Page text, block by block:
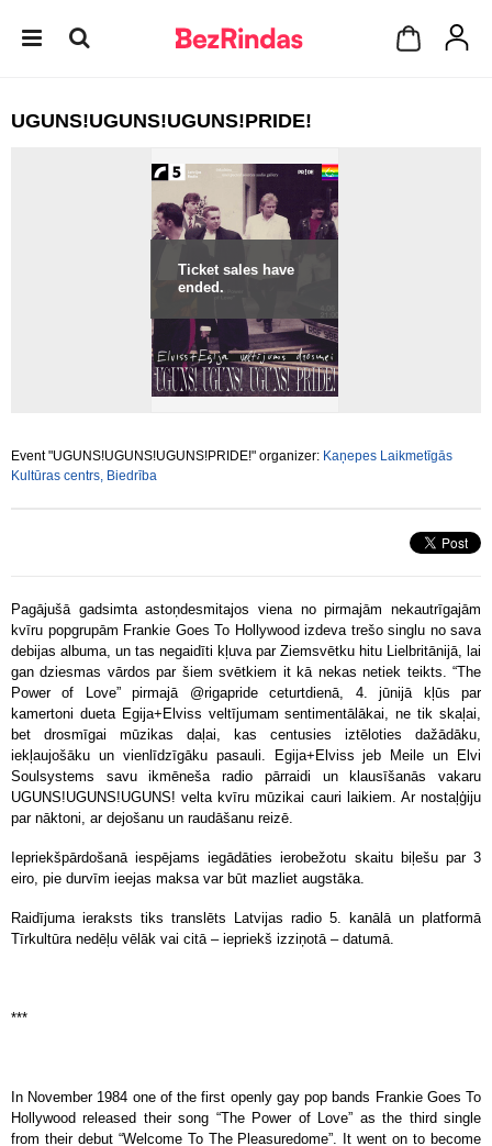
UGUNS!UGUNS!UGUNS!PRIDE!
Ticket sales have
ended.
Event "UGUNS!UGUNS!UGUNS!PRIDE!" organizer: Kaņepes Laikmetīgās
Kultūras centrs, Biedrība
Pagājušā gadsimta astoņdesmitajos viena no pirmajām nekautrīgajām
kvīru popgrupām Frankie Goes To Hollywood izdeva trešo singlu no sava
debijas albuma, un tas negaidīti kļuva par Ziemsvētku hitu Lielbritānijā, lai
gan dziesmas vārdos par šiem svētkiem it kā nekas netiek teikts. “The
Power of Love” pirmajā @rigapride ceturtdienā, 4. jūnijā kļūs par
kamertoni dueta Egija+Elviss veltījumam sentimentālākai, ne tik skaļai,
bet drosmīgai mūzikas daļai, kas centusies iztēloties dažādāku,
iekļaujošāku un vienlīdzīgāku pasauli. Egija+Elviss jeb Meile un Elvi
Soulsystems savu ikmēneša radio pārraidi un klausīšanās vakaru
UGUNS!UGUNS!UGUNS! velta kvīru mūzikai cauri laikiem. Ar nostaļģiju
par nāktoni, ar dejošanu un raudāšanu reizē.
Iepriekšpārdošanā iespējams iegādāties ierobežotu skaitu biļešu par 3
eiro, pie durvīm ieejas maksa var būt mazliet augstāka.
Raidījuma ieraksts tiks translēts Latvijas radio 5. kanālā un platformā
Tīrkultūra nedēļu vēlāk vai citā – iepriekš izziņotā – datumā.
***
In November 1984 one of the first openly gay pop bands Frankie Goes To
Hollywood released their song “The Power of Love” as the third single
from their debut “Welcome To The Pleasuredome”. It went on to become